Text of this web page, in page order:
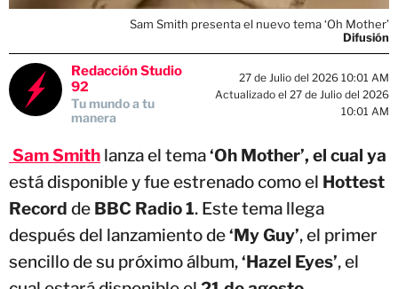
Sam Smith presenta el nuevo tema ‘Oh Mother’
Difusión
Redacción Studio
92
Tu mundo a tu
manera
27 de Julio del 2026 10:01 AM
Actualizado el 27 de Julio del 2026
10:01 AM
Sam Smith lanza el tema‘Oh Mother’, el cual ya
está disponible y fue estrenado como el Hottest
Record de BBC Radio 1. Este tema llega
después del lanzamiento de‘My Guy’, el primer
sencillo de su próximo álbum,‘Hazel Eyes’, el